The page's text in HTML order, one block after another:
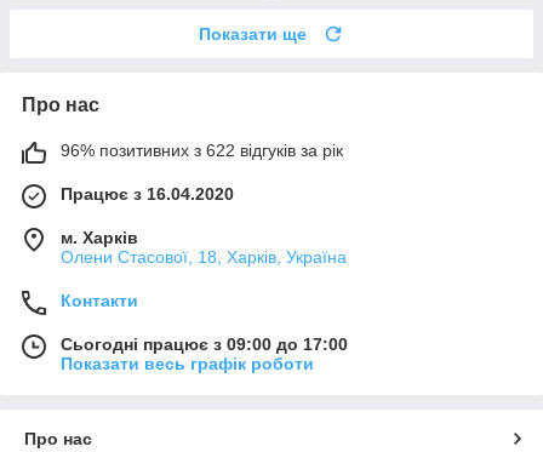
Показати ще
Про нас
96% позитивних з 622 відгуків за рік
Працює з 16.04.2020
м. Харків
Олени Стасової, 18, Харків, Україна
Контакти
Сьогодні працює з 09:00 до 17:00
Показати весь графік роботи
Про нас